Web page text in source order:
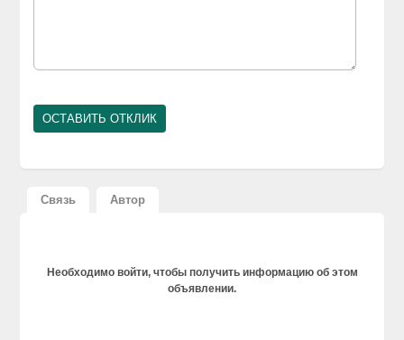
Связь Автор
Необходимо войти, чтобы получить информацию об этом
объявлении.